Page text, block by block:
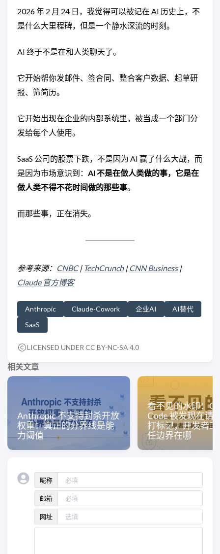
2026 年 2 月 24 日，我觉得可以被记在 AI 历史上，不
是什么大里程碑，但是一个静水深流的时刻。
AI 终于不是在和人类聊天了。
它开始帮你发邮件、签合同、整合客户数据、起草研
报、筛简历。
它开始出现在企业的内部系统里，被当成一个部门分
发给每个人使用。
SaaS 公司的股票下跌，不是因为 AI 赢了什么大战，而
是因为市场意识到： AI 不是在做人类做的事，它是在
做人类不得不花时间做的那些事。
而那些事，正在消失。
参考来源： CNBC| TechCrunch| CNN Business|
Claude 官方博客
Anthropic Claude-Cowork 企业AI
AI替代
SaaS
LICENSED UNDER CC BY-NC-SA 4.0
相关文章
Anthropic 不支持封杀开放
权重：真正的分界线是能
力阈值
看不见的水印：
Code 被发现在请
打标记，开发者
任边界在哪
昵称
邮箱
网址